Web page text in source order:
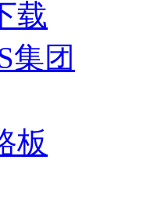
载
集团
板